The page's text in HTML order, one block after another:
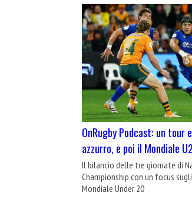
OnRugby Podcast: un tour
azzurro, e poi il Mondiale
Il bilancio delle tre giornate di
Championship con un focus
Mondiale Under 20